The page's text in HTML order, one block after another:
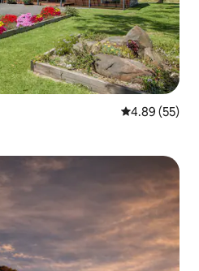
平均评分
4.89 (55)